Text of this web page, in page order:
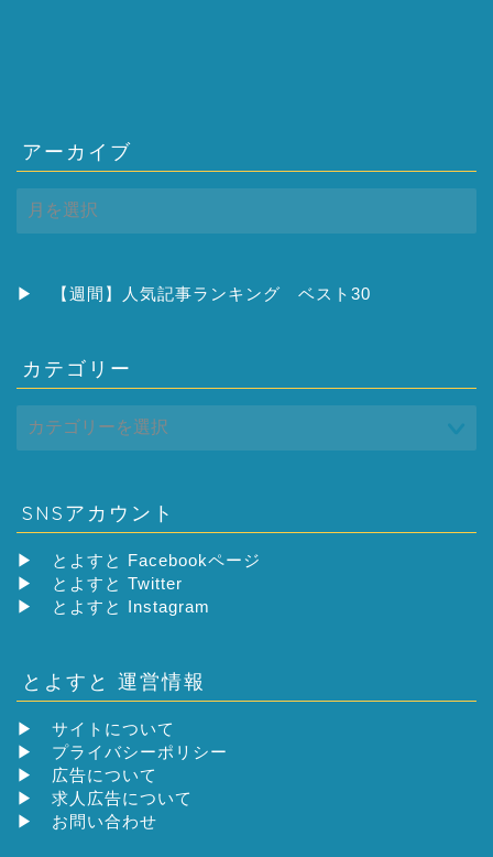
アーカイブ
ア
ー
ブ
▶ 【週間】人気記事ランキング ベスト30
カテゴリー
SNSアカウント
▶
とよすと Facebookページ
▶
とよすと Twitter
▶
とよすと Instagram
とよすと 運営情報
▶ サイトについて
▶ プライバシーポリシー
▶ 広告について
▶ 求人広告について
▶ お問い合わせ